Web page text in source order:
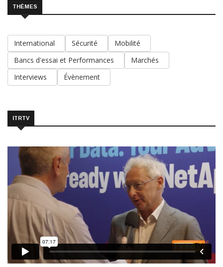
THÈMES
International Sécurité
Mobilité
Bancs d'essai et Performances
Marchés
Interviews
Évènement
ITRTV